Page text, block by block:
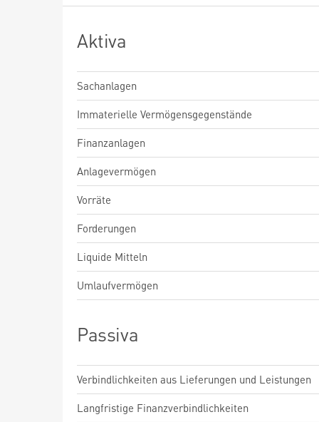
Aktiva
Sachanlagen
Immaterielle Vermögensgegenstände
Finanzanlagen
Anlagevermögen
Vorräte
Forderungen
Liquide Mitteln
Umlaufvermögen
Passiva
Verbindlichkeiten aus Lieferungen und Leistungen
Langfristige Finanzverbindlichkeiten